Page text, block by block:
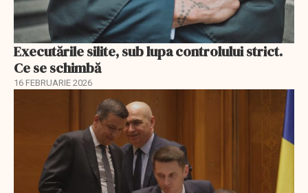
Executările silite, sub lupa controlului strict.
Ce se schimbă
16 FEBRUARIE 2026